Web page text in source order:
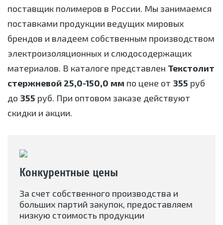
поставщик полимеров в России. Мы занимаемся
поставками продукции ведущих мировых
брендов и владеем собственным производством
электроизоляционных и слюдосодержащих
материалов. В каталоге представлен Текстолит
стержневой 25,0-150,0 мм по цене от 355 руб
до 355 руб. При оптовом заказе действуют
скидки и акции.
Конкурентные цены
За счет собственного производства и
больших партий закупок, предоставляем
низкую стоимость продукции